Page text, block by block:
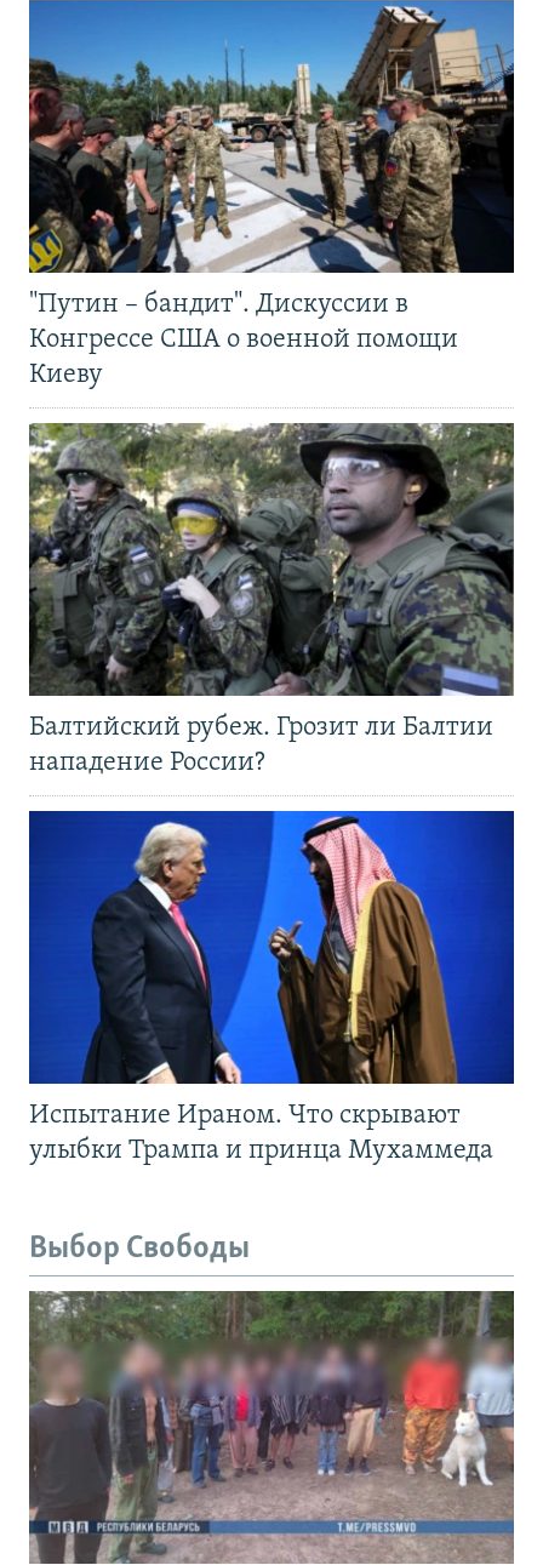
"Путин – бандит". Дискуссии в
Конгрессе США о военной помощи
Киеву
Балтийский рубеж. Грозит ли Балтии
нападение России?
Испытание Ираном. Что скрывают
улыбки Трампа и принца Мухаммеда
Выбор Свободы